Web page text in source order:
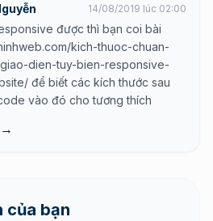
14/08/2019 lúc 02:00
được thì bạn coi bài
kich-thuoc-chuan-
dien-tuy-bien-responsive-
để biết các kích thước sau
vào đó cho tương thích
của bạn